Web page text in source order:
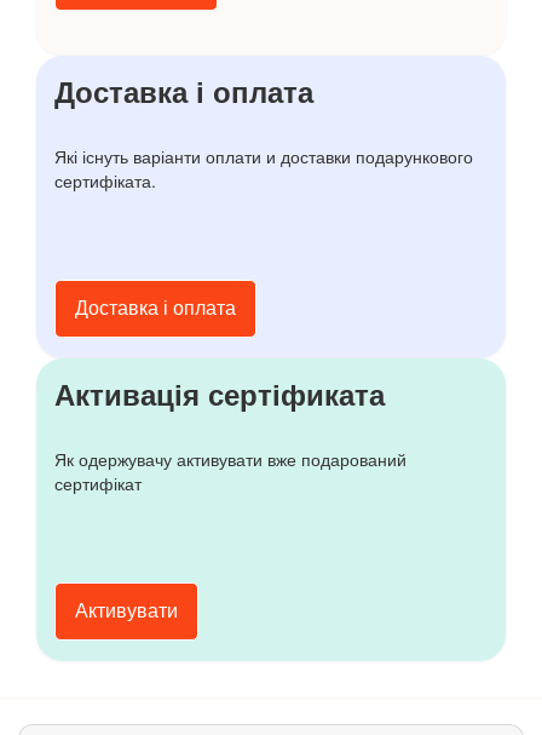
Доставка і оплата
Які існуть варіанти оплати и доставки подарункового
сертифіката.
Доставка і оплата
Активація сертіфиката
Як одержувачу активувати вже подарований
сертифікат
Активувати